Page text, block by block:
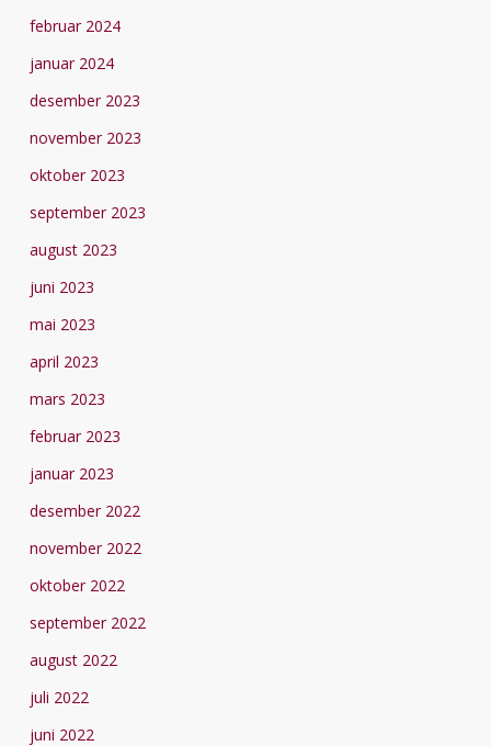
februar 2024
januar 2024
desember 2023
november 2023
oktober 2023
september 2023
august 2023
juni 2023
mai 2023
april 2023
mars 2023
februar 2023
januar 2023
desember 2022
november 2022
oktober 2022
september 2022
august 2022
juli 2022
juni 2022